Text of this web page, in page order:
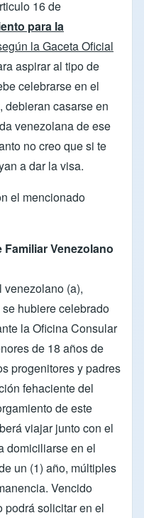
16 de
para la
la Gaceta Oficial
aspirar al tipo de
celebrarse en el
debieran casarse en
venezolana de ese
no creo que si te
a dar la visa.
el mencionado
Venezolano
venezolano (a),
hubiere celebrado
la Oficina Consular
de 18 años de
progenitores y padres
fehaciente del
de este
viajar junto con el
domiciliarse en el
un (1) año, múltiples
Vencido
podrá solicitar en el